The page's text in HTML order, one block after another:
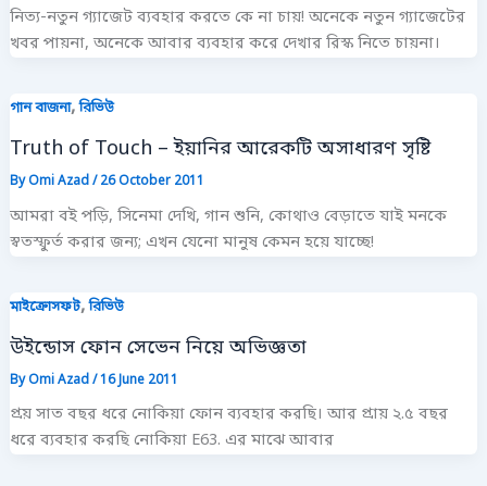
নিত্য-নতুন গ্যাজেট ব্যবহার করতে কে না চায়! অনেকে নতুন গ্যাজেটের
খবর পায়না, অনেকে আবার ব্যবহার করে দেখার রিস্ক নিতে চায়না।
গান বাজনা,রিভিউ
Truth of Touch – ইয়ানির আরেকটি অসাধারণ সৃষ্টি
ByOmi Azad/26 October 2011
আমরা বই পড়ি, সিনেমা দেখি, গান শুনি, কোথাও বেড়াতে যাই মনকে
স্বতস্ফুর্ত করার জন্য; এখন যেনো মানুষ কেমন হয়ে যাচ্ছে!
মাইক্রোসফট,রিভিউ
উইন্ডোস ফোন সেভেন নিয়ে অভিজ্ঞতা
ByOmi Azad/16 June 2011
প্রয় সাত বছর ধরে নোকিয়া ফোন ব্যবহার করছি। আর প্রায় ২.৫ বছর
ধরে ব্যবহার করছি নোকিয়া E63. এর মাঝে আবার